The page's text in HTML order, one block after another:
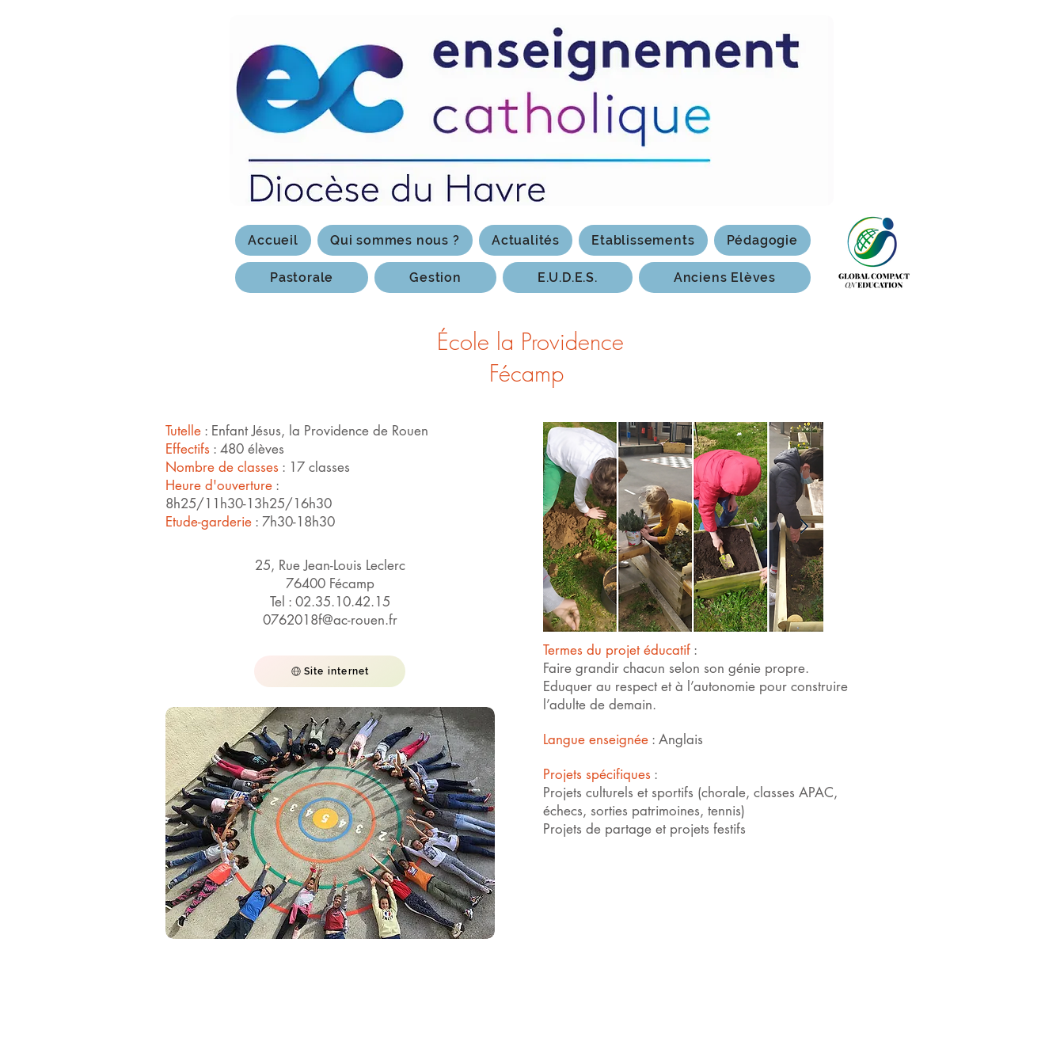
Accueil Qui sommes nous ? Actualités Etablissements Pédagogie
Pastorale Gestion E.U.D.E.S. Anciens Elèves
École la Providence
Fécamp
Tutelle : Enfant Jésus, la Providence de Rouen
Effectifs : 480 élèves
Nombre de classes : 17 classes
Heure d'ouverture :
8h25/11h30-13h25/16h30
Etude-garderie : 7h30-18h30
25, Rue Jean-Louis Leclerc
76400 Fécamp
Tel : 02.35.10.42.15
0762018f@ac-rouen.fr
Site internet
Termes du projet éducatif :
Faire grandir chacun selon son génie propre.
Eduquer au respect et à l’autonomie pour construire
l’adulte de demain.
Langue enseignée : Anglais
Projets spécifiques :
Projets culturels et sportifs (chorale, classes APAC,
échecs, sorties patrimoines, tennis)
Projets de partage et projets festifs